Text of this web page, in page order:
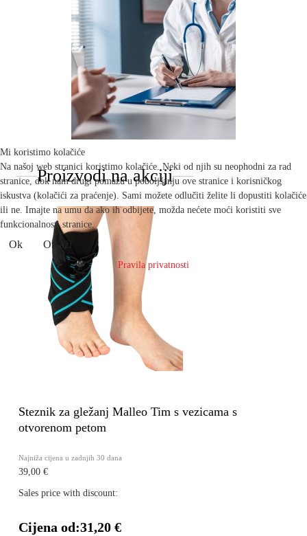
Proizvodi na akciji
Steznik za gležanj Malleo Tim s vezicama s
otvorenom petom
Najniža cijena u zadnjih 30 dana
39,00 €
Sales price with discount:
Cijena od:31,20 €
Mi koristimo kolačiće
Na našoj web stranici koristimo kolačiće. Neki od njih su neophodni za rad
stranice, dok nam drugi pomažu u poboljšanju ove stranice i korisničkog
iskustva (kolačići za praćenje). Sami možete odlučiti želite li dopustiti kolačiće
ili ne. Imajte na umu da ako ih odbijete, možda nećete moći koristiti sve
funkcionalnosti stranice.
Ok Otkaži
Pravila privatnosti